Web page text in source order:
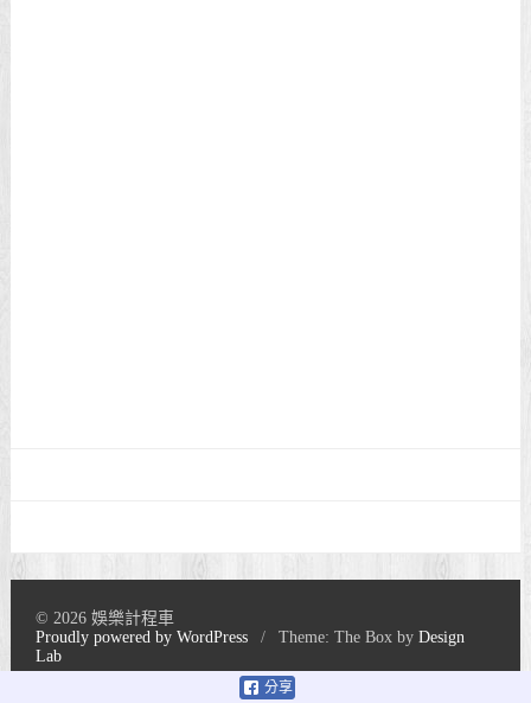
分享
© 2026 娛樂計程車
Proudly powered by WordPress
/ Theme: The Box byDesign
Lab